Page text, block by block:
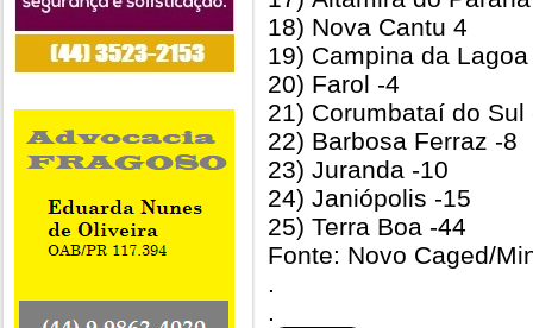
18) Nova Cantu 4
19) Campina da
20) Farol -4
21) Corumbataí do Sul
22) Barbosa Ferraz -8
23) Juranda -10
24) Janiópolis -15
25) Terra Boa -44
Fonte: Novo Caged/
.
.